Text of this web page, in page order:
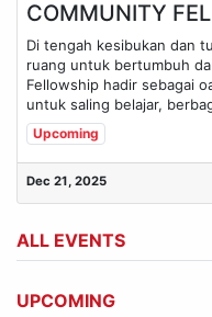
COMMUNITY
Di tengah kesibukan dan
ruang untuk bertumbuh
Fellowship hadir sebagai
untuk saling belajar,
Upcoming
Dec 21, 2025
ALL EVENTS
UPCOMING